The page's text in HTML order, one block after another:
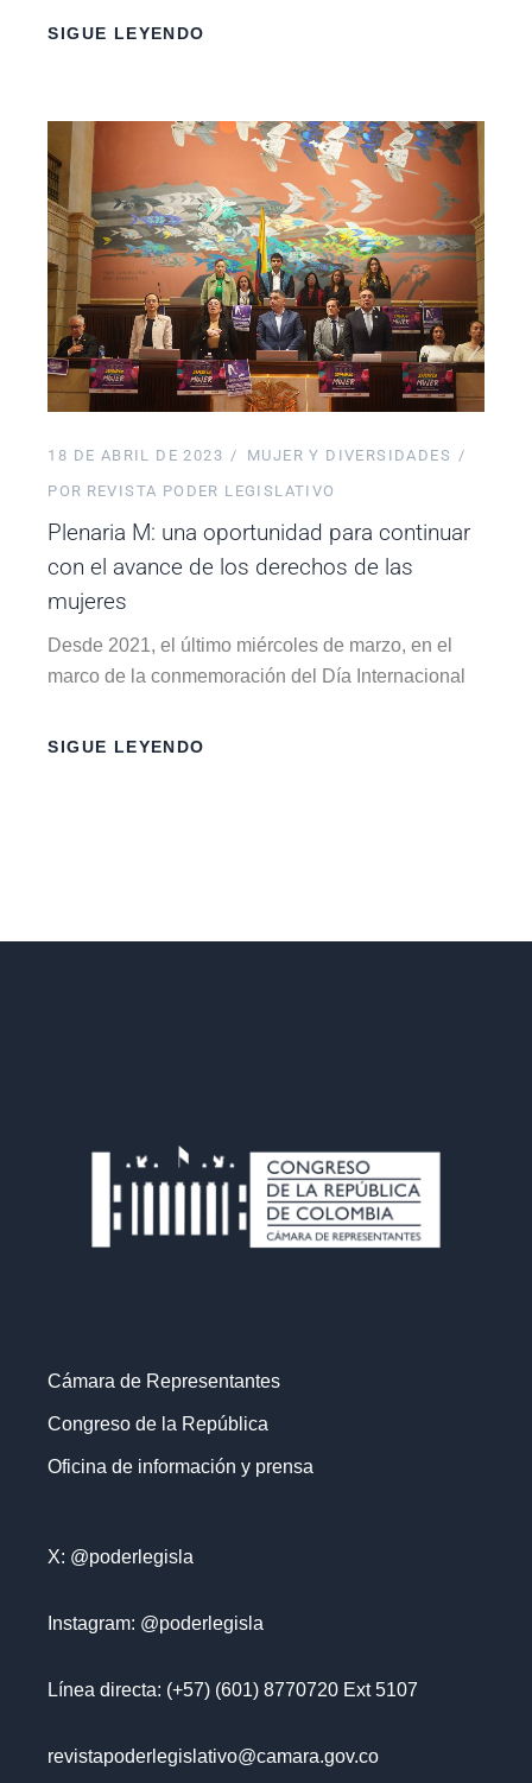
SIGUE LEYENDO
18 DE ABRIL DE 2023
MUJER Y DIVERSIDADES
POR REVISTA PODER LEGISLATIVO
Plenaria M: una oportunidad para continuar
con el avance de los derechos de las
mujeres
Desde 2021, el último miércoles de marzo, en el
marco de la conmemoración del Día Internacional
SIGUE LEYENDO
Cámara de Representantes
Congreso de la República
Oficina de información y prensa
X: @poderlegisla
Instagram: @poderlegisla
Línea directa: (+57) (601) 8770720 Ext 5107
revistapoderlegislativo@camara.gov.co